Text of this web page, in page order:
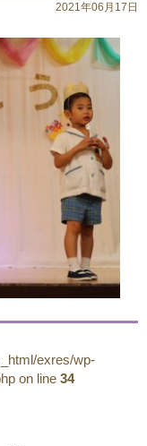
2021年06月17日
exres/wp-
on line 34